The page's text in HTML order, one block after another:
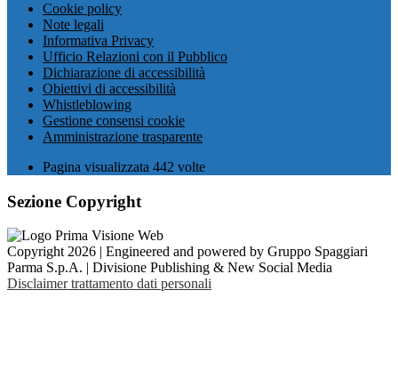
Cookie policy
Note legali
Informativa Privacy
Ufficio Relazioni con il Pubblico
Dichiarazione di accessibilità
Obiettivi di accessibilità
Whistleblowing
Gestione consensi cookie
Amministrazione trasparente
Pagina visualizzata 442 volte
Sezione Copyright
Copyright 2026 | Engineered and powered by Gruppo Spaggiari
Parma S.p.A. | Divisione Publishing & New Social Media
Disclaimer trattamento dati personali